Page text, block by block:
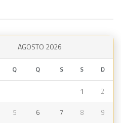
AGOSTO 2026
Q Q S S D
1 2
5 6 7 8 9